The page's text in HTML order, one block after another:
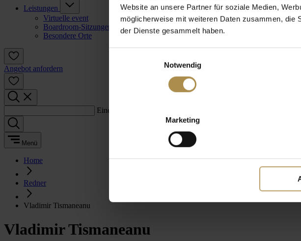
Website an unsere Partner für soziale Medien,
möglicherweise mit weiteren Daten zusammen, die
der Dienste gesammelt haben.
Notwendig
Marketing
Leistungen
Virtuelle event
Boardroom-Sitzungen
Besondere Orte
Angebot anfordern
Einen Suchbegriff eingeben:
Menü
Home
Redner
Vladimir Tismaneanu
Vladimir Tismaneanu